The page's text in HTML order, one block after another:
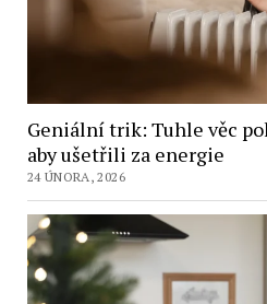
Geniální trik: Tuhle věc
aby ušetřili za energie
24 ÚNORA, 2026